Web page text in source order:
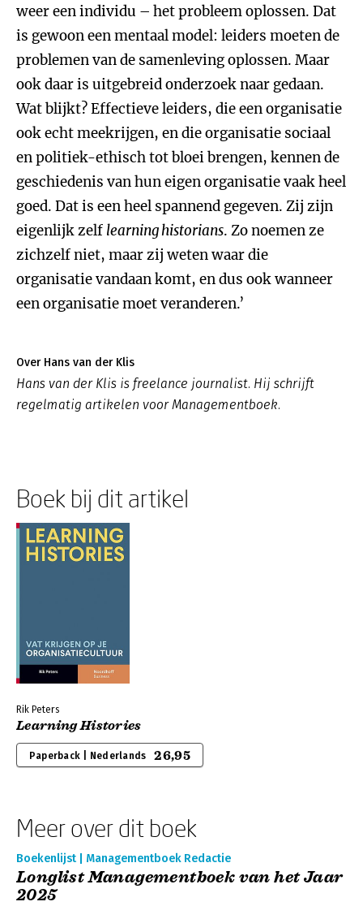
weer een individu – het probleem oplossen. Dat
is gewoon een mentaal model: leiders moeten de
problemen van de samenleving oplossen. Maar
ook daar is uitgebreid onderzoek naar gedaan.
Wat blijkt? Effectieve leiders, die een organisatie
ook echt meekrijgen, en die organisatie sociaal
en politiek-ethisch tot bloei brengen, kennen de
geschiedenis van hun eigen organisatie vaak heel
goed. Dat is een heel spannend gegeven. Zij zijn
eigenlijk zelf learning historians. Zo noemen ze
zichzelf niet, maar zij weten waar die
organisatie vandaan komt, en dus ook wanneer
een organisatie moet veranderen.’
Over Hans van der Klis
Hans van der Klis is freelance journalist. Hij schrijft
regelmatig artikelen voor Managementboek.
Boek bij dit artikel
Rik Peters
Learning Histories
Paperback | Nederlands 26,95
Meer over dit boek
Boekenlijst | Managementboek Redactie
Longlist Managementboek van het Jaar
2025